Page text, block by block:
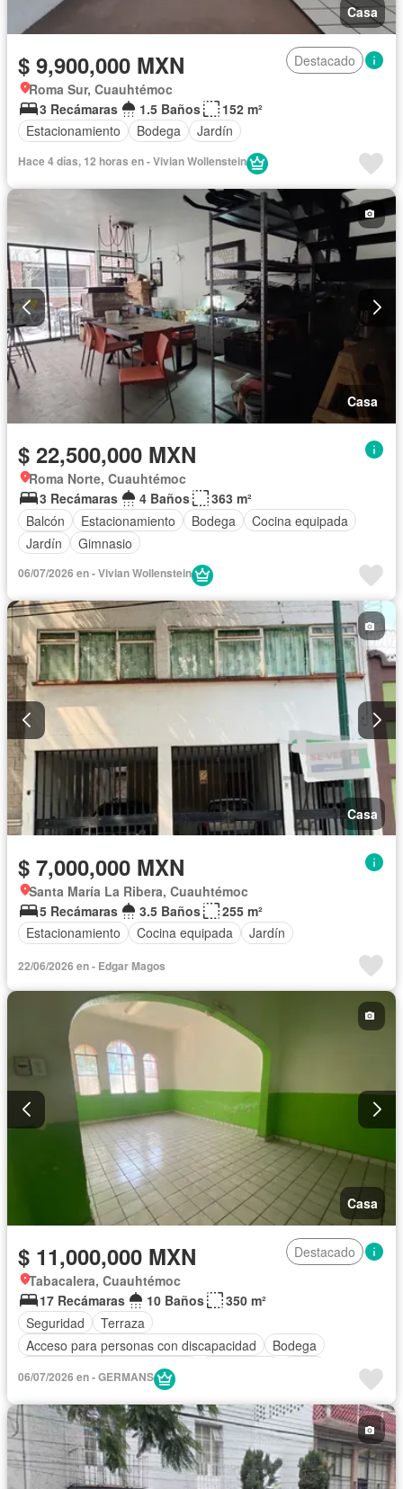
Casa
$ 9,900,000 MXN
Destacado
Roma Sur, Cuauhtémoc
3 Recámaras
1.5 Baños
152 m²
Estacionamiento
Bodega Jardín
Hace 4 días, 12 horas en - Vivian Wollenstein
Casa
$ 22,500,000 MXN
Roma Norte, Cuauhtémoc
3 Recámaras
4 Baños
363 m²
Balcón
Estacionamiento Bodega
Cocina equipada
Jardín
Gimnasio
06/07/2026 en - Vivian Wollenstein
Casa
$ 7,000,000 MXN
Santa María La Ribera, Cuauhtémoc
5 Recámaras
3.5 Baños
255 m²
Estacionamiento
Cocina equipada Jardín
22/06/2026 en - Edgar Magos
Casa
$ 11,000,000 MXN
Destacado
Tabacalera, Cuauhtémoc
17 Recámaras
10 Baños
350 m²
Seguridad
Terraza
Acceso para personas con discapacidad
Bodega
Circuito cerrado de televisión
Sin amueblar
06/07/2026 en - GERMANS